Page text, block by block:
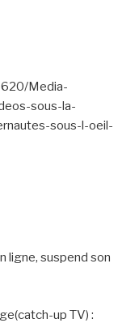
Media-
sous-la-
sous-l-oeil-
ligne, suspend son
up TV) :